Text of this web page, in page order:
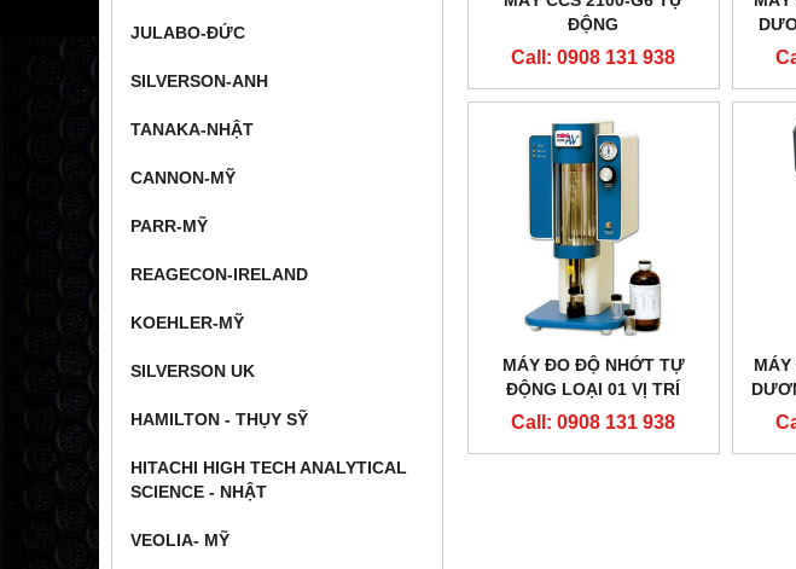
JULABO-ĐỨC
SILVERSON-ANH
TANAKA-NHẬT
CANNON-MỸ
PARR-MỸ
REAGECON-IRELAND
KOEHLER-MỸ
SILVERSON UK
HAMILTON - THỤY SỸ
HITACHI HIGH TECH ANALYTICAL
SCIENCE - NHẬT
VEOLIA- MỸ
ĐỘNG
Call: 0908 131 938
MÁY ĐO ĐỘ NHỚT TỰ
ĐỘNG LOẠI 01 VỊ TRÍ
Call: 0908 131 938